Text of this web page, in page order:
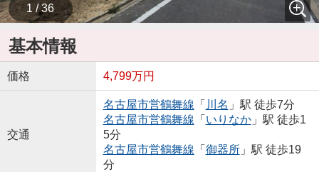
1 / 36
基本情報
価格 4,799万円
交通
名古屋市営鶴舞線 「 川名 」駅 徒歩7分
名古屋市営鶴舞線 「 いりなか」駅 徒歩1
5分
名古屋市営鶴舞線 「 御器所」駅 徒歩19
分